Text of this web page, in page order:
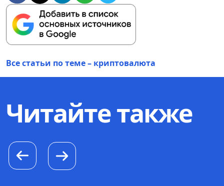
Все статьи по теме – криптовалюта
Читайте также